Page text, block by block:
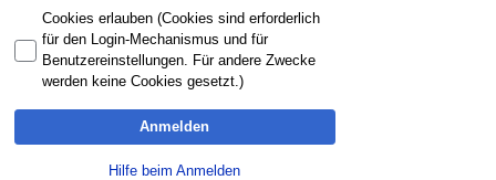
Cookies erlauben (Cookies sind erforderlich
für den Login-Mechanismus und für
Benutzereinstellungen. Für andere Zwecke
werden keine Cookies gesetzt.)
Anmelden
Hilfe beim Anmelden